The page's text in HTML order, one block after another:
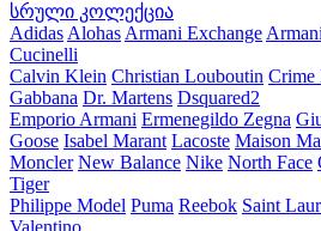
სრული კოლექცია
Adidas Alohas Armani Exchange
Cucinelli
Calvin Klein Christian Louboutin Crime
Gabbana Dr. Martens Dsquared2
Emporio Armani Ermenegildo Zegna
Goose Isabel Marant Lacoste Maison
Moncler New Balance Nike North Face
Tiger
Philippe Model Puma Reebok Saint
Valentino